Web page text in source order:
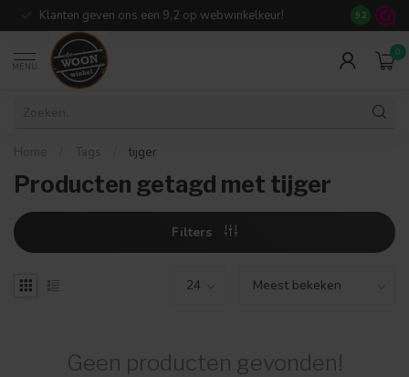
Klanten geven ons een 9,2 op webwinkelkeur! Meer dan
9.2
MENU
0
Home Tags tijger
Producten getagd met tijger
Filters
Geen producten gevonden!